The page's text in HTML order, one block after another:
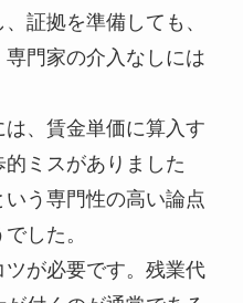
証拠を準備しても、
門家の介入なしには
、賃金単価に算入す
ミスがありました
う専門性の高い論点
した。
が必要です。残業代